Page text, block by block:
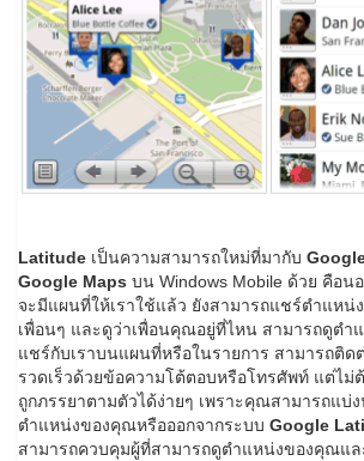
Latitude เป็นความสามารถใหม่ที่มากับ
Google Maps บน Windows Mobile ด้วย คือน
จะมีแผนที่ให้เราใช้แล้ว ยังสามารถแชร์ตำแหน่
เพื่อนๆ และดูว่าเพื่อนคุณอยู่ที่ไหน สามารถดูตำ
แชร์กับเราบนแผนที่หรือในรายการ สามารถติด
รวดเร็วด้วยข้อความโต้ตอบหรือโทรศัพท์ แต่ไม่
ถูกภรรยาตามตัวได้ง่ายๆ เพราะคุณสามารถแบ่
ตำแหน่งของคุณหรือออกจากระบบ Google
สามารถควบคุมผู้ที่สามารถดูตำแหน่งของคุณแล